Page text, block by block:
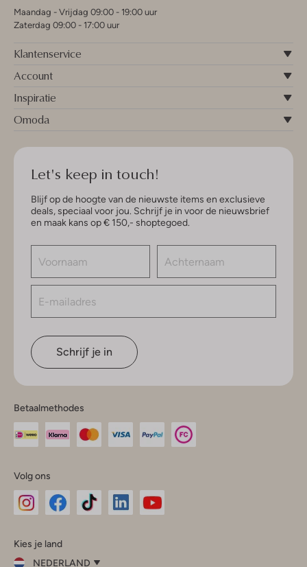
Maandag - Vrijdag 09:00 - 19:00 uur
Zaterdag 09:00 - 17:00 uur
Klantenservice
Account
Inspiratie
Omoda
Let's keep in touch!
Blijf op de hoogte van de nieuwste items en exclusieve
deals, speciaal voor jou. Schrijf je in voor de nieuwsbrief
en maak kans op € 150,- shoptegoed.
Schrijf je in
Betaalmethodes
Volg ons
InstagramFacebook
Kies je land
NEDERLAND